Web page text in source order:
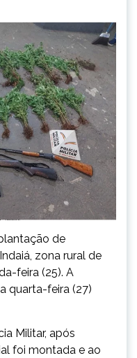
de
zona rural de
feira (25). A
quarta-feira (27)
Militar, após
foi montada e ao